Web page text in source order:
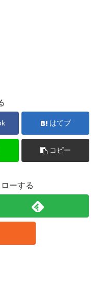
はてブ
コピー
ーする